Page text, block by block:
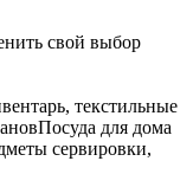
свой выбор
текстильные
Посуда для дома
сервировки,